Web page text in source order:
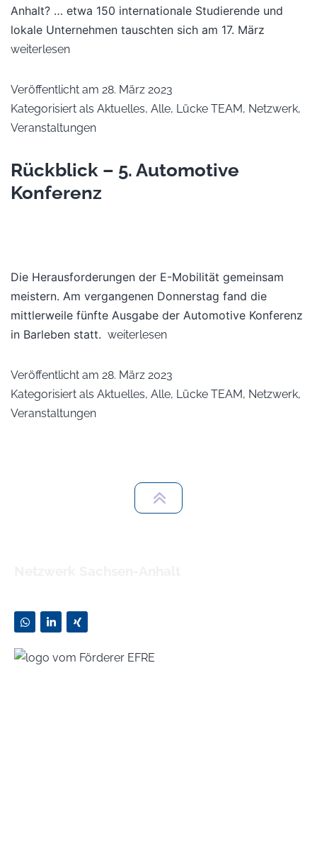
Anhalt? … etwa 150 internationale Studierende und
lokale Unternehmen tauschten sich am 17. März
weiterlesen
Veröffentlicht am 28. März 2023
Kategorisiert als Aktuelles, Alle, Lücke TEAM, Netzwerk,
Veranstaltungen
Rückblick – 5. Automotive
Konferenz
Die Herausforderungen der E-Mobilität gemeinsam
meistern. Am vergangenen Donnerstag fand die
mittlerweile fünfte Ausgabe der Automotive Konferenz
in Barleben statt. weiterlesen
Veröffentlicht am 28. März 2023
Kategorisiert als Aktuelles, Alle, Lücke TEAM, Netzwerk,
Veranstaltungen